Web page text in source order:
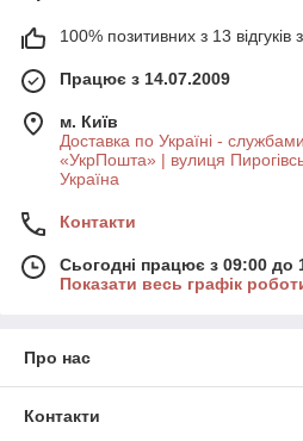
100% позитивних з 13 відгуків
Працює з 14.07.2009
м. Київ
Доставка по Україні -
«УкрПошта» | вулиця
Україна
Контакти
Сьогодні працює з 09:00 до
Показати весь графік
Про нас
Контакти